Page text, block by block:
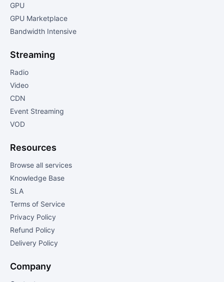
GPU
GPU Marketplace
Bandwidth Intensive
Streaming
Radio
Video
CDN
Event Streaming
VOD
Resources
Browse all services
Knowledge Base
SLA
Terms of Service
Privacy Policy
Refund Policy
Delivery Policy
Company